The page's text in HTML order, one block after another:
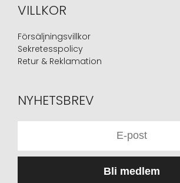
VILLKOR
Försäljningsvillkor
Sekretesspolicy
Retur & Reklamation
NYHETSBREV
Bli medlem